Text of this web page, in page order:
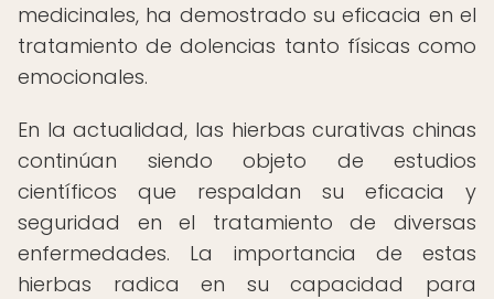
medicinales, ha demostrado su eficacia en el
tratamiento de dolencias tanto físicas como
emocionales.
En la actualidad, las hierbas curativas chinas
continúan siendo objeto de estudios
científicos que respaldan su eficacia y
seguridad en el tratamiento de diversas
enfermedades. La importancia de estas
hierbas radica en su capacidad para